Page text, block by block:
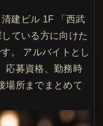
建ビル 1F 「西武
ている方に向けた
。 アルバイトとし
応募資格、勤務時
場所までまとめて